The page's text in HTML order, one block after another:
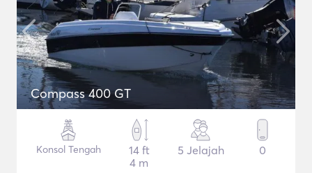
Compass 400 GT
Konsol Tengah
14 ft
4 m
5 Jelajah 0